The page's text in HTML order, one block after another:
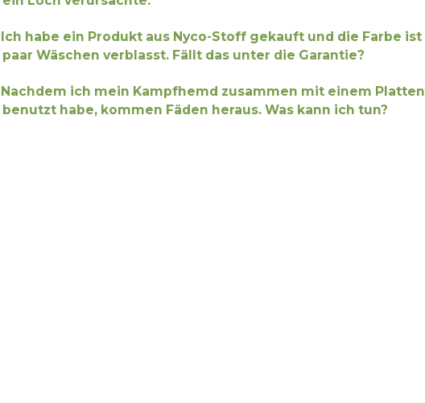
Ich habe ein Produkt aus Nyco-Stoff gekauft und die Farbe ist
paar Wäschen verblasst. Fällt das unter die Garantie?
Nachdem ich mein Kampfhemd zusammen mit einem
benutzt habe, kommen Fäden heraus. Was kann ich tun?